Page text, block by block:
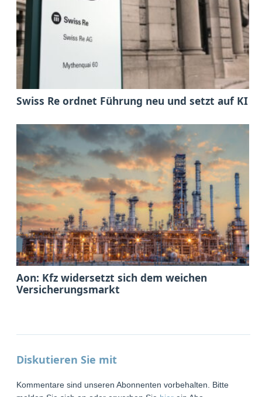
Swiss Re ordnet Führung neu und setzt auf KI
Aon: Kfz widersetzt sich dem weichen
Versicherungsmarkt
Diskutieren Sie mit
Kommentare sind unseren Abonnenten vorbehalten. Bitte